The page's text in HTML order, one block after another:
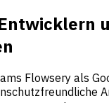
Flowsery als